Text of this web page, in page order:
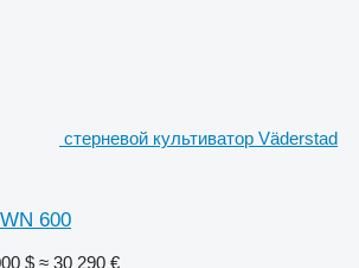
стерневой культиватор Väderstad
600
$ ≈ 30 290 €